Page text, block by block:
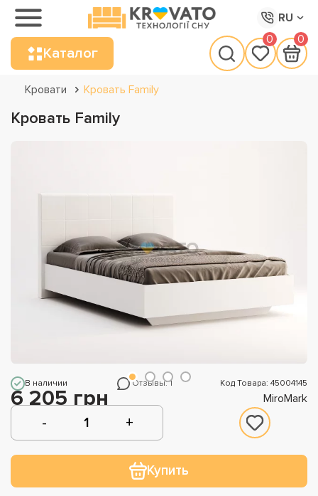
RU
Каталог
0 0
Кровати Кровать Family
Кровать Family
В наличии Отзывы: 1 Код Товара: 45004145
6 205 грн MiroMark
Купить